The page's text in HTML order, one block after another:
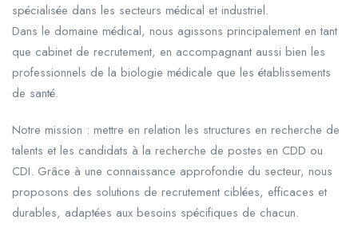
spécialisée dans les secteurs médical et industriel.
Dans le domaine médical, nous agissons principalement en tant
que cabinet de recrutement, en accompagnant aussi bien les
professionnels de la biologie médicale que les établissements
de santé.
Notre mission : mettre en relation les structures en recherche de
talents et les candidats à la recherche de postes en CDD ou
CDI. Grâce à une connaissance approfondie du secteur, nous
proposons des solutions de recrutement ciblées, efficaces et
durables, adaptées aux besoins spécifiques de chacun.